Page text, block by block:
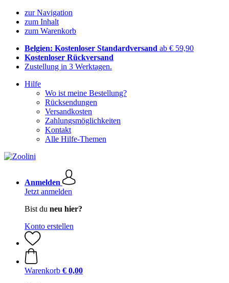
zur Navigation
zum Inhalt
zum Warenkorb
Belgien: Kostenloser Standardversand ab € 59,90
Kostenloser Rückversand
Zustellung in 3 Werktagen.
Hilfe
Wo ist meine Bestellung?
Rücksendungen
Versandkosten
Zahlungsmöglichkeiten
Kontakt
Alle Hilfe-Themen
Anmelden
Jetzt anmelden
Bist du neu hier?
Konto erstellen
Warenkorb € 0,00